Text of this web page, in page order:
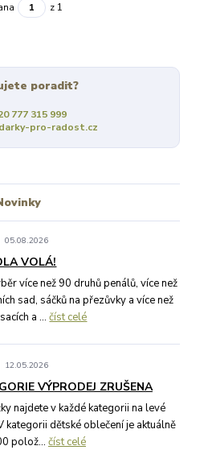
z 1
poradit?
777 315 999
pro-radost.cz
05.08.2026
VOLÁ!
více než 90 druhů penálů, více než
sad, sáčků na přezůvky a více než
a ...číst celé
12.05.2026
VÝPRODEJ ZRUŠENA
najdete v každé kategorii na levé
kategorii dětské oblečení je aktuálně
polož... číst celé